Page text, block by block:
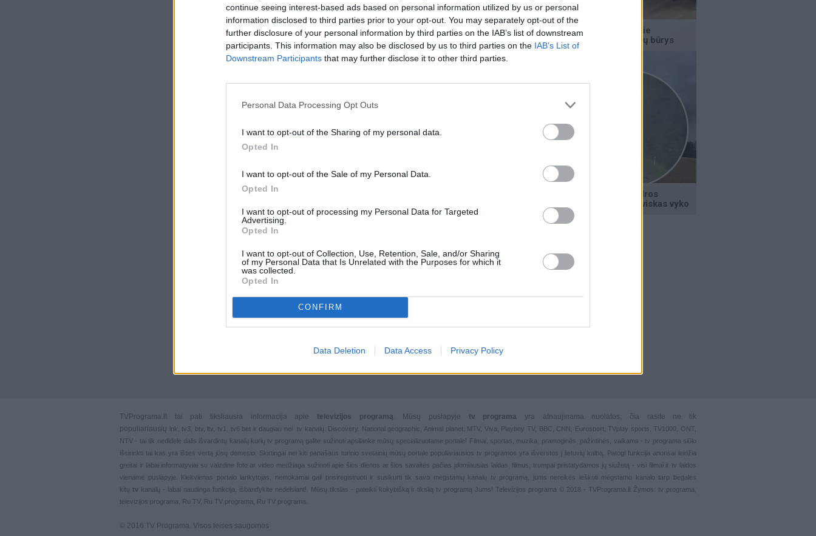
continue seeing interest-based ads based on personal information utilized by us or personal
information disclosed to third parties prior to your opt-out. You may separately opt-out of the
further disclosure of your personal information by third parties on the IAB’s list of downstream
participants. This information may also be disclosed by us to third parties on the IAB’s List of
Downstream Participants that may further disclose it to other third parties.
Personal Data Processing Opt Outs
I want to opt-out of the Sharing of my personal data.
Opted In
I want to opt-out of the Sale of my Personal Data.
Opted In
I want to opt-out of processing my Personal Data for Targeted
Advertising.
Opted In
I want to opt-out of Collection, Use, Retention, Sale, and/or Sharing
of my Personal Data that Is Unrelated with the Purposes for which it
was collected.
Opted In
CONFIRM
Data Deletion Data Access Privacy Policy
TVPrograma.lt tai pati tiksliausia informacija apie televizijos programą. Mūsų puslapyje tv programa
yra atnaujinama nuolatos, čia rasite ne tik
populiariausių lnk tv3 btv, ltv tv1 tv6 bet ir daugiau nei tv kanalų. Discovery. National geographic, Animal planet. MTV, Viva, Playboy TV, BBC, CNN, Eurosport, TVplay sports , TV1000, ONT,
NTV - tai tik nedidelė dalis išvardintų kanalų kurių tv programą galite sužinoti apsilanke mūsų specializuotame portale! Filmai, sportas muzika pramoginės pažintinės vaikams - tv programa siūlo
išsirinkti tai kas yra išties vertą jūsų dėmesio. Skirtingai nei kiti panašaus turinio svetainių mūsų portale populiariausios tv programos yra išverstos į lietuvių kalbą. Patogi funkcija anonsai leidžia
greitai ir labai informatyviai su vaizdine foto ar video medžiaga sužinoti apie šios dienos ar šios savaitės pačias įdomiausias laidas, filmus, trumpai pristatydamos jų siužetą - visi filmai ir tv laidos
viename puslapyje. Kiekvienas portalo lankytojas, nemokamai gali prisiregistruoti ir susikurti tik savo mėgstamų kanalų
tv programą, jums nereikės ieškoti mėgstamo kanalo tarp begalės
kitų tvkanalų - labai naudinga funkcija, išbandykite nedelsiant!. Mūsų tikslas - pateikti kokybišką ir tikslią tv programą Jums! Televizijos programa © 2018 - TVPrograma.lt Žymos: tv programa,
televizijos programa, Ru TV, Ru TV programa, Ru TV programa.
© 2016 TV Programa. Visos teises saugomos